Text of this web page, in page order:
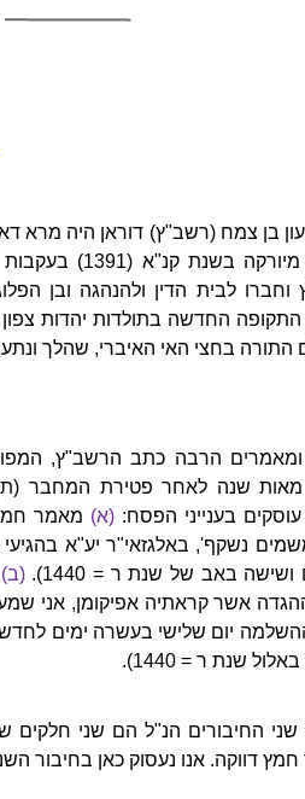
בן צמח (רשב"ץ) דוראן היה מרא
וחברו לבית הדין ולהנהגה ובן
החדשה בתולדות יהדות
התורה בחצי האי האיברי, שהלך
הרבה כתב הרשב"ץ,
עוסקים בענייני הפסח:(א) מאמר
נשקף', באלגזאי"ר יע"א
באב של שנת ר = 1440).
(ב)
אשר קראתיה אפיקומן, אני
יום שלישי בעשרה ימים לחדש
שנת ר = 1440).
החיבורים הנ"ל הם שני חלקים
דווקה. אנו נעסוק כאן בחיבור